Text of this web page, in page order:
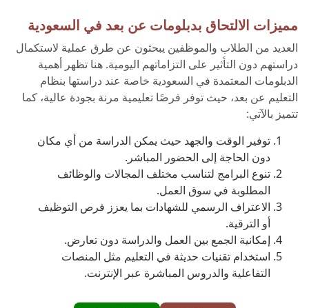
مميزات الالتحاق بدبلومات عن بعد في السعودية
العديد من الطلاب والموظفين يبحثون عن طرق عملية لاستكمال
دراستهم دون التأثير على التزاماتهم اليومية. هنا تظهر أهمية
الدبلومات المعتمدة في السعودية خاصة عند دراستها بنظام
التعليم عن بعد، حيث توفر فرصًا تعليمية مرنة بجودة عالية، كما
تتميز بالآتي:
توفير الوقت والجهد حيث يمكن الدراسة من أي مكان
دون الحاجة إلى الحضور المباشر.
تنوع البرامج لتناسب مختلف المجالات والوظائف
المطلوبة في سوق العمل.
الاعتراف الرسمي للشهادات بما يعزز فرص التوظيف
أو الترقية.
إمكانية الجمع بين العمل والدراسة دون تعارض.
استخدام تقنيات حديثة في التعليم مثل المنصات
التفاعلية والدروس المباشرة عبر الإنترنت.